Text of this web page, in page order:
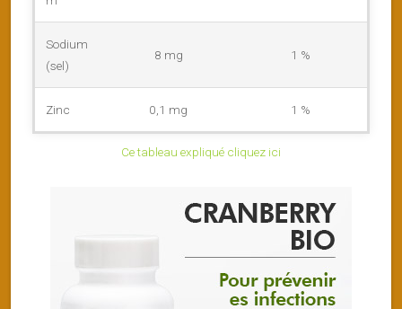
Sodium
(sel)
8 mg 1 %
Zinc 0,1 mg 1 %
Ce tableau expliqué cliquez ici